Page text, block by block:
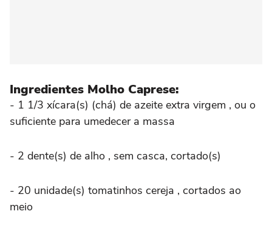
Ingredientes Molho Caprese:
- 1 1/3 xícara(s) (chá) de azeite extra virgem , ou o
suficiente para umedecer a massa
- 2 dente(s) de alho , sem casca, cortado(s)
- 20 unidade(s) tomatinhos cereja , cortados ao
meio